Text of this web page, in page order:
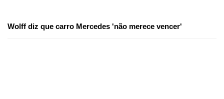
Wolff diz que carro Mercedes 'não merece vencer'